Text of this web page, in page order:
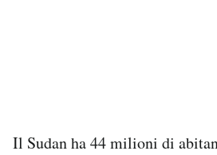
Il Sudan ha 44 milioni di